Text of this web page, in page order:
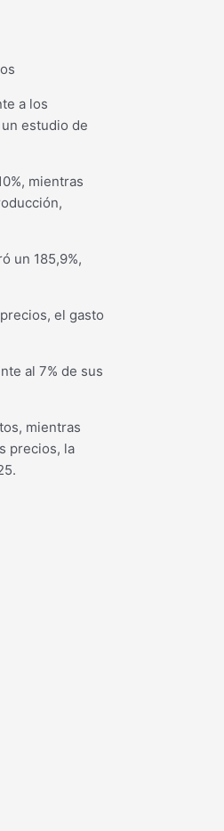
a los
estudio de
mientras
un 185,9%,
el gasto
al 7% de sus
mientras
precios, la